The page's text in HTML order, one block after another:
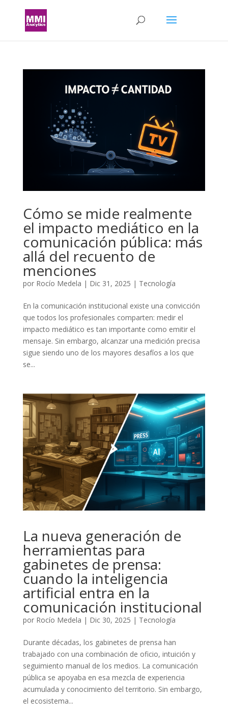
Cómo se mide realmente
el impacto mediático en la
comunicación pública: más
allá del recuento de
menciones
por Rocío Medela | Dic 31, 2025 | Tecnología
En la comunicación institucional existe una convicción
que todos los profesionales comparten: medir el
impacto mediático es tan importante como emitir el
mensaje. Sin embargo, alcanzar una medición precisa
sigue siendo uno de los mayores desafíos a los que
se...
La nueva generación de
herramientas para
gabinetes de prensa:
cuando la inteligencia
artificial entra en la
comunicación institucional
por Rocío Medela | Dic 30, 2025 | Tecnología
Durante décadas, los gabinetes de prensa han
trabajado con una combinación de oficio, intuición y
seguimiento manual de los medios. La comunicación
pública se apoyaba en esa mezcla de experiencia
acumulada y conocimiento del territorio. Sin embargo,
el ecosistema...